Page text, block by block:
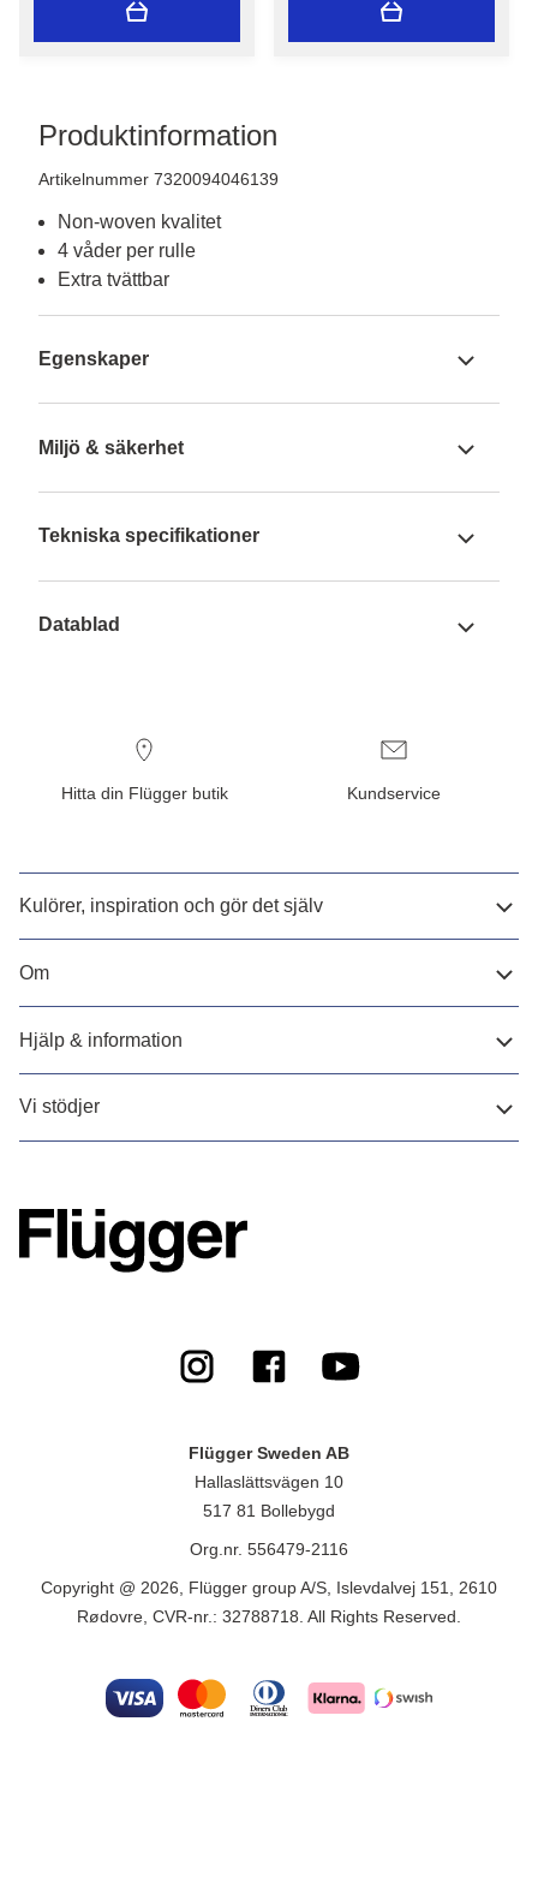
Produktinformation
Artikelnummer 7320094046139
Non-woven kvalitet
4 våder per rulle
Extra tvättbar
Egenskaper
Miljö & säkerhet
Tekniska specifikationer
Datablad
Hitta din Flügger butik Kundservice
Kulörer, inspiration och gör det själv
Om
Hjälp & information
Vi stödjer
Flügger Sweden AB
Hallaslättsvägen 10
517 81 Bollebygd
Org.nr. 556479-2116
Copyright @ 2026, Flügger group A/S, Islevdalvej 151, 2610
Rødovre, CVR-nr.: 32788718. All Rights Reserved.